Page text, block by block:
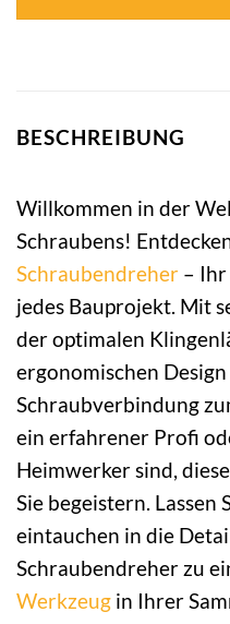
BESCHREIBUNG
Willkommen in der
Schraubens!
Schraubendreher –
jedes Bauprojekt. Mit
der optimalen
ergonomischen
Schraubverbindung
ein erfahrener Profi
Heimwerker sind,
Sie begeistern. Lassen
eintauchen in die
Schraubendreher zu
Werkzeug in Ihrer